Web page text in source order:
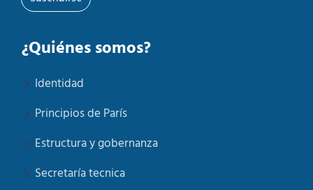
¿Quiénes somos?
Identidad
Principios de París
Estructura y gobernanza
Secretaría tecnica